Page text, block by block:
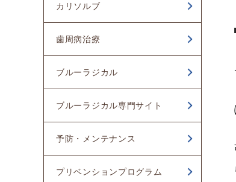
2022年12月
2022年11月
カリソルブ
歯周病治療
ブルーラジカル
ブルーラジカル専門サイト
予防・メンテナンス
プリベンションプログラム